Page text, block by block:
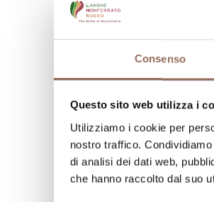
Consenso
Questo sito web utilizza i
Utilizziamo i cookie per
nostro traffico.
di analisi dei dati web,
che hanno raccolto dal suo